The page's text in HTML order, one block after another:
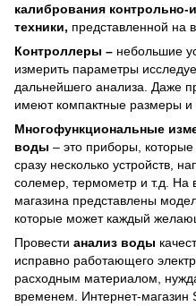
калибрования контрольно-
техники, представленной на
Контроллеры – небольшие
измерить параметры
дальнейшего анализа. Даже
имеют компактные размеры и
Многофункциональные
воды – это приборы,
сразу несколько устройств,
солемер, термометр и т.д. На
магазина представлены
которые может каждый
Провести анализ воды
исправно работающего
расходным материалом,
временем. Интернет-магазин